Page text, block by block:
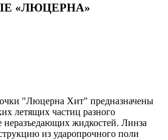
«ЛЮЦЕРНА»
"Люцерна Хит" предназначены
летящих частиц разного
неразъедающих жидкостей. Линза
из ударопрочного поли